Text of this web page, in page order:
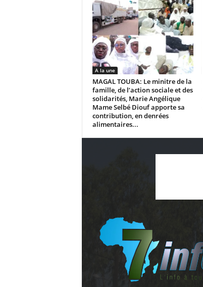
A la une
MAGAL TOUBA: Le minitre de la
famille, de l’action sociale et des
solidarités, Marie Angélique
Mame Selbé Diouf apporte sa
contribution, en denrées
alimentaires...